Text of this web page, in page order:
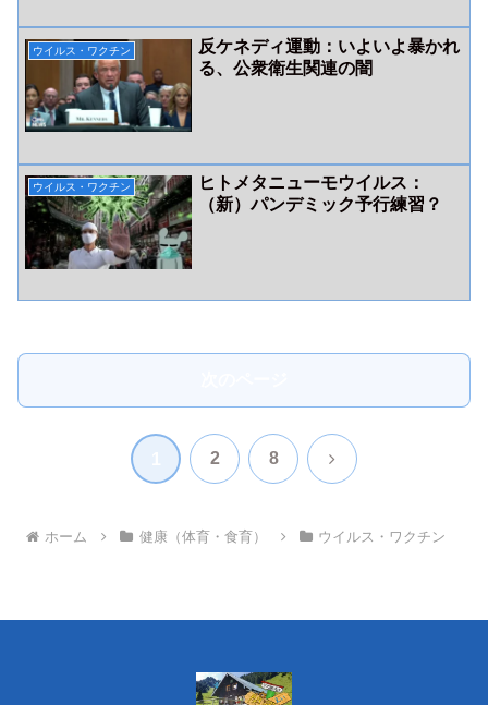
ウイルス・ワクチン
反ケネディ運動：いよいよ暴かれ
る、公衆衛生関連の闇
ウイルス・ワクチン
ヒトメタニューモウイルス：
（新）パンデミック予行練習？
2 8 次
ホーム 健康（体育・食育） ウイルス・ワクチン